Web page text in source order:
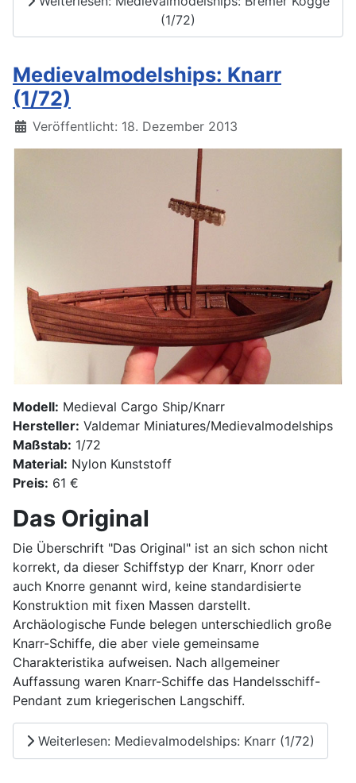
(1/72)
Medievalmodelships: Knarr
(1/72)
Details
Veröffentlicht: 18. Dezember 2013
Modell: Medieval Cargo Ship/Knarr
Hersteller: Valdemar Miniatures/Medievalmodelships
Maßstab: 1/72
Material: Nylon Kunststoff
Preis: 61 €
Das Original
Die Überschrift "Das Original" ist an sich schon nicht
korrekt, da dieser Schiffstyp der Knarr, Knorr oder
auch Knorre genannt wird, keine standardisierte
Konstruktion mit fixen Massen darstellt.
Archäologische Funde belegen unterschiedlich große
Knarr-Schiffe, die aber viele gemeinsame
Charakteristika aufweisen. Nach allgemeiner
Auffassung waren Knarr-Schiffe das Handelsschiff-
Pendant zum kriegerischen Langschiff.
Weiterlesen: Medievalmodelships: Knarr (1/72)